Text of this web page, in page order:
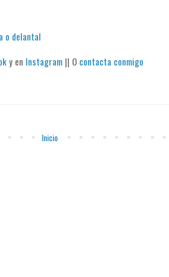
o delantal
y en Instagram|| O contacta conmigo
Inicio